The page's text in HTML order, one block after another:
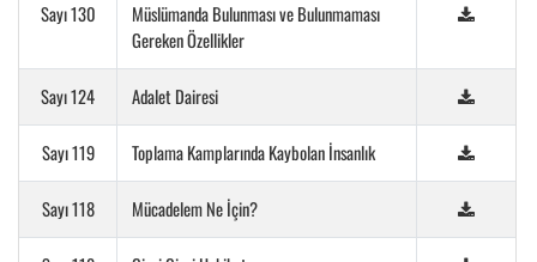
Sayı 130
Müslümanda Bulunması ve Bulunmaması
Gereken Özellikler
Sayı 124 Adalet Dairesi
Sayı 119 Toplama Kamplarında Kaybolan İnsanlık
Sayı 118 Mücadelem Ne İçin?